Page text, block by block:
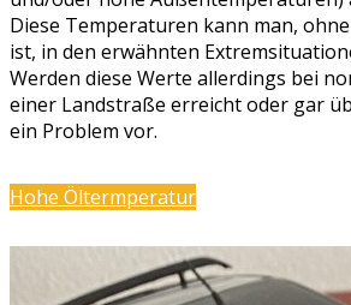
Diese Temperaturen kann man,
ist, in den erwähnten
Werden diese Werte allerdings bei
einer Landstraße erreicht oder gar
ein Problem vor.
Hohe Öltermperatur